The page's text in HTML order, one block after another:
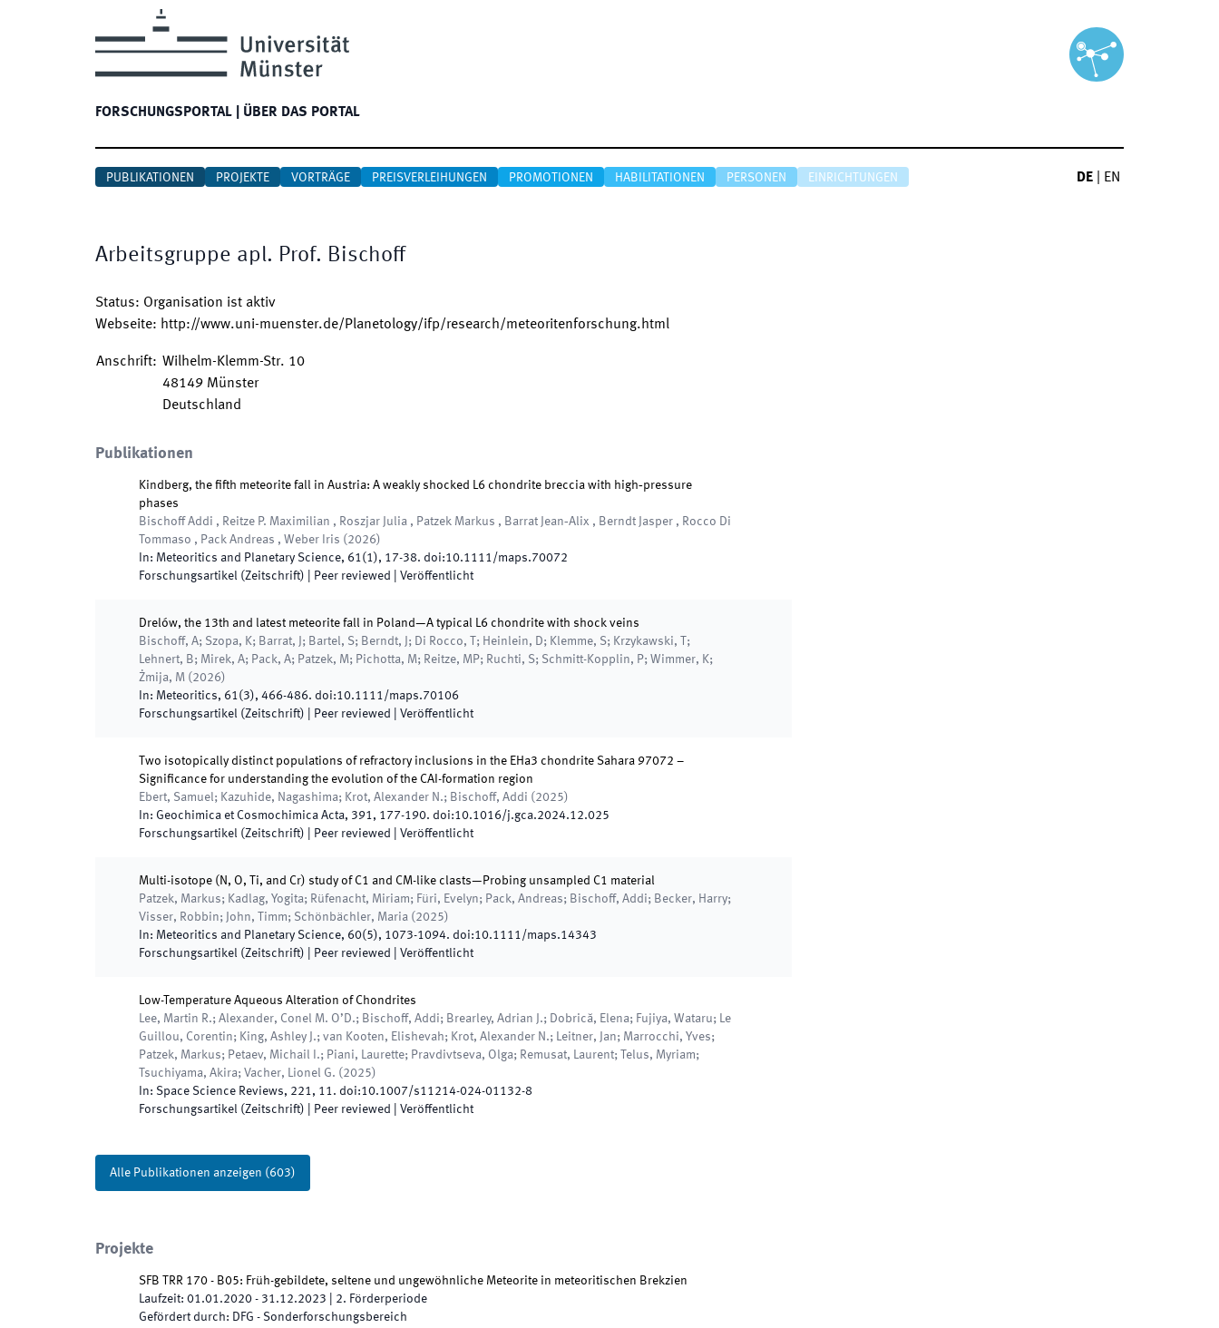
FORSCHUNGSPORTAL ÜBER DAS PORTAL
PUBLIKATIONEN PROJEKTE VORTRÄGE PREISVERLEIHUNGEN PROMOTIONEN HABILITATIONEN PERSONEN EINRICHTUNGEN DE EN
Arbeitsgruppe apl. Prof. Bischoff
Status: Organisation ist aktiv
Webseite: http://www.uni-muenster.de/Planetology/ifp/research/meteoritenforschung.html
Anschrift: Wilhelm-Klemm-Str. 10
48149 Münster
Deutschland
Publikationen
Kindberg, the fifth meteorite fall in Austria: A weakly shocked L6 chondrite breccia with high‐pressure
phases
Bischoff Addi , Reitze P. Maximilian , Roszjar Julia , Patzek Markus , Barrat Jean‐Alix , Berndt Jasper , Rocco Di
Tommaso , Pack Andreas , Weber Iris ( 2026)
In: Meteoritics and Planetary Science, 61(1), 17-38. doi:10.1111/maps.70072
Forschungsartikel (Zeitschrift) | Peer reviewed Veröffentlicht
Drelów, the 13th and latest meteorite fall in Poland—A typical L6 chondrite with shock veins
Bischoff, A; Szopa, K; Barrat, J; Bartel, S; Berndt, J; Di Rocco, T; Heinlein, D; Klemme, S; Krzykawski, T;
Lehnert, B; Mirek, A; Pack, A; Patzek, M; Pichotta, M; Reitze, MP; Ruchti, S; Schmitt-Kopplin, P; Wimmer, K;
Żmija, M ( 2026)
In: Meteoritics, 61(3), 466-486. doi:10.1111/maps.70106
Forschungsartikel (Zeitschrift) | Peer reviewed Veröffentlicht
Two isotopically distinct populations of refractory inclusions in the EHa3 chondrite Sahara 97072 –
Significance for understanding the evolution of the CAI-formation region
Ebert, Samuel; Kazuhide, Nagashima; Krot, Alexander N.; Bischoff, Addi ( 2025)
In: Geochimica et Cosmochimica Acta, 391, 177-190. doi:10.1016/j.gca.2024.12.025
Forschungsartikel (Zeitschrift) | Peer reviewed Veröffentlicht
Multi-isotope (N, O, Ti, and Cr) study of C1 and CM-like clasts—Probing unsampled C1 material
Patzek, Markus; Kadlag, Yogita; Rüfenacht, Miriam; Füri, Evelyn; Pack, Andreas; Bischoff, Addi; Becker, Harry;
Visser, Robbin; John, Timm; Schönbächler, Maria ( 2025)
In: Meteoritics and Planetary Science, 60(5), 1073-1094. doi:10.1111/maps.14343
Forschungsartikel (Zeitschrift) | Peer reviewed Veröffentlicht
Low-Temperature Aqueous Alteration of Chondrites
Lee, Martin R.; Alexander, Conel M. O’D.; Bischoff, Addi; Brearley, Adrian J.; Dobrică, Elena; Fujiya, Wataru; Le
Guillou, Corentin; King, Ashley J.; van Kooten, Elishevah; Krot, Alexander N.; Leitner, Jan; Marrocchi, Yves;
Patzek, Markus; Petaev, Michail I.; Piani, Laurette; Pravdivtseva, Olga; Remusat, Laurent; Telus, Myriam;
Tsuchiyama, Akira; Vacher, Lionel G. ( 2025)
In: Space Science Reviews, 221, 11. doi:10.1007/s11214-024-01132-8
Forschungsartikel (Zeitschrift) | Peer reviewed Veröffentlicht
Alle Publikationen anzeigen (603)
Projekte
SFB TRR 170 - B05: Früh-gebildete, seltene und ungewöhnliche Meteorite in meteoritischen Brekzien
Laufzeit: 01.01.2020 - 31.12.2023 2. Förderperiode
Gefördert durch: DFG - Sonderforschungsbereich